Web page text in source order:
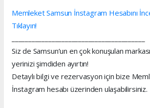
Memleket Samsun İnstagram Hesabını
Tıklayın!
Siz de Samsun’un en çok konuşulan
yerinizi şimdiden ayırtın!
Detaylı bilgi ve rezervasyon için bize
İnstagram hesabı üzerinden ulaşabilirsiniz.